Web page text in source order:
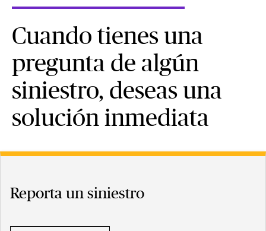
Cuando tienes una
pregunta de algún
siniestro, deseas una
solución inmediata
Reporta un siniestro